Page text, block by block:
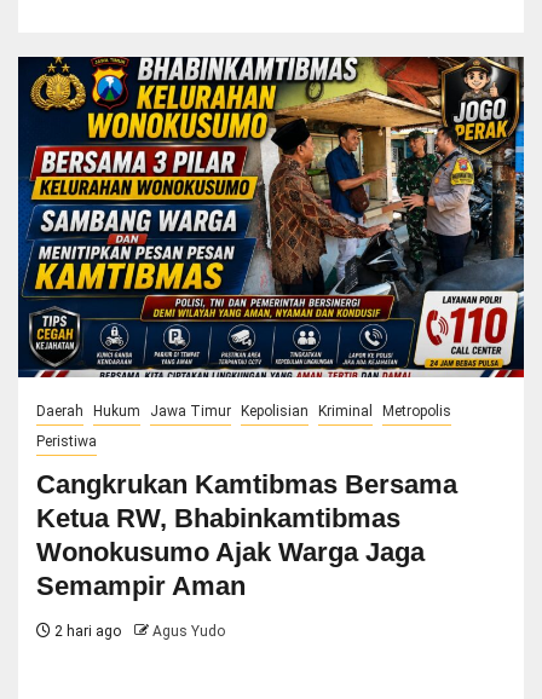
Daerah Hukum Jawa Timur Kepolisian Kriminal
Metropolis
Peristiwa
Cangkrukan Kamtibmas Bersama
Ketua RW, Bhabinkamtibmas
Wonokusumo Ajak Warga Jaga
Semampir Aman
2 hari ago Agus Yudo